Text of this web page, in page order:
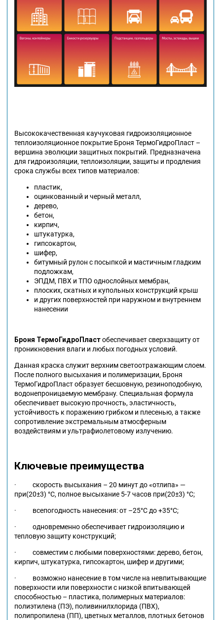
Высококачественная каучуковая гидроизоляционное
теплоизоляционное покрытие Броня ТермоГидроПласт –
вершина эволюции защитных покрытий. Предназначена
для гидроизоляции, теплоизоляции, защиты и продления
срока службы всех типов материалов:
пластик,
оцинкованный и черный металл,
дерево,
бетон,
кирпич,
штукатурка,
гипсокартон,
шифер,
битумный рулон с посыпкой и мастичным гладким
подложкам,
ЭПДМ, ПВХ и ТПО однослойных мембран,
плоских, скатных и купольных конструкций крыш
и других поверхностей при наружном и внутреннем
нанесении
Броня ТермоГидроПластобеспечивает сверхзащиту от
проникновения влаги и любых погодных условий.
Данная краска служит верхним светоотражающим слоем.
После полного высыхания и полимеризации, Броня
ТермоГидроПласт образует бесшовную, резиноподобную,
водонепроницаемую мембрану. Специальная формула
обеспечивает высокую прочность, эластичность,
устойчивость к поражению грибком и плесенью, а также
сопротивление экстремальным атмосферным
воздействиям и ультрафиолетовому излучению.
Ключевые преимущества
· скорость высыхания – 20 минут до «отлипа» —
при(20±3) °С, полное высыхание 5-7 часов при(20±3) °С;
· всепогодность нанесения: от –25°С до +35°С;
· одновременно обеспечивает гидроизоляцию и
тепловую защиту конструкций;
· совместим с любыми поверхностями: дерево, бетон,
кирпич, штукатурка, гипсокартон, шифер и другими;
· возможно нанесение в том числе на невпитывающие
поверхности или поверхности с низкой впитывающей
способностью – пластика, полимерных материалов:
полиэтилена (ПЭ), поливинилхлорида (ПВХ),
полипропилена (ПП), цветных металлов, плотных бетонов